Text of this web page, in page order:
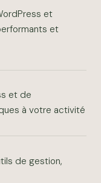
et
et
et de
à votre activité
de gestion,